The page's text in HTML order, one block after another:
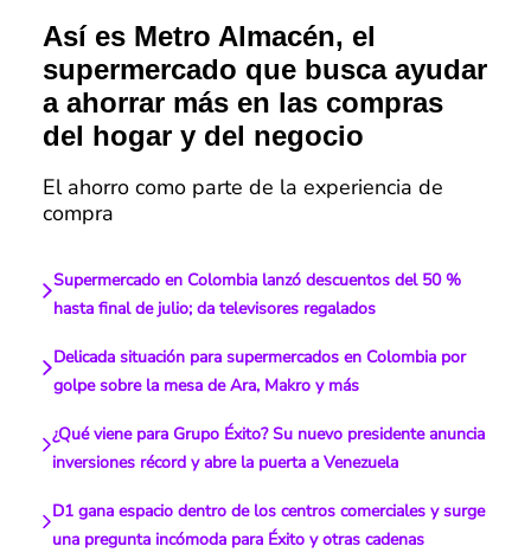
Así es Metro Almacén, el
supermercado que busca ayudar
a ahorrar más en las compras
del hogar y del negocio
El ahorro como parte de la experiencia de
compra
Supermercado en Colombia lanzó descuentos del 50 %
hasta final de julio; da televisores regalados
Delicada situación para supermercados en Colombia por
golpe sobre la mesa de Ara, Makro y más
¿Qué viene para Grupo Éxito? Su nuevo presidente anuncia
inversiones récord y abre la puerta a Venezuela
D1 gana espacio dentro de los centros comerciales y surge
una pregunta incómoda para Éxito y otras cadenas